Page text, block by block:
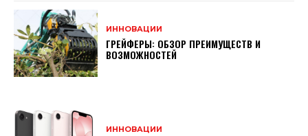
ИННОВАЦИИ
ГРЕЙФЕРЫ: ОБЗОР ПРЕИМУЩЕСТВ И
ВОЗМОЖНОСТЕЙ
ИННОВАЦИИ